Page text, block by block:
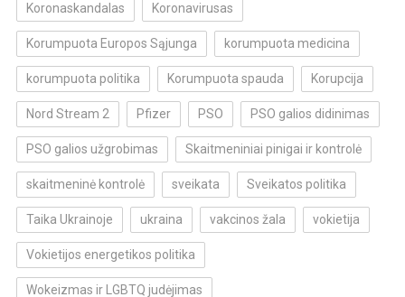
Koronaskandalas Koronavirusas
Korumpuota Europos Sąjunga korumpuota medicina
korumpuota politika Korumpuota spauda Korupcija
Nord Stream 2 Pfizer PSO PSO galios didinimas
PSO galios užgrobimas Skaitmeniniai pinigai ir kontrolė
skaitmeninė kontrolė sveikata Sveikatos politika
Taika Ukrainoje ukraina vakcinos žala vokietija
Vokietijos energetikos politika
Wokeizmas ir LGBTQ judėjimas